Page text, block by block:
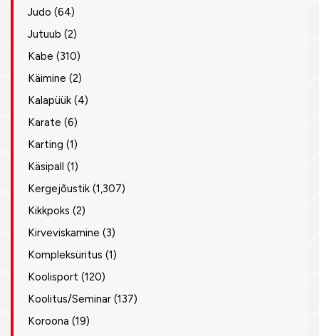
Judo (64)
Jutuub (2)
Kabe (310)
Käimine (2)
Kalapüük (4)
Karate (6)
Karting (1)
Käsipall (1)
Kergejõustik (1,307)
Kikkpoks (2)
Kirveviskamine (3)
Kompleksüritus (1)
Koolisport (120)
Koolitus/Seminar (137)
Koroona (19)